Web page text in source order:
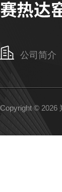
公司简介
Copyright © 2026